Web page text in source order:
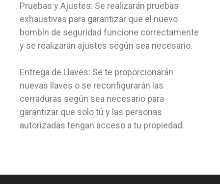
Pruebas y Ajustes: Se realizarán pruebas
exhaustivas para garantizar que el nuevo
bombín de seguridad funcione correctamente
y se realizarán ajustes según sea necesario.
Entrega de Llaves: Se te proporcionarán
nuevas llaves o se reconfigurarán las
cerraduras según sea necesario para
garantizar que solo tú y las personas
autorizadas tengan acceso a tu propiedad.